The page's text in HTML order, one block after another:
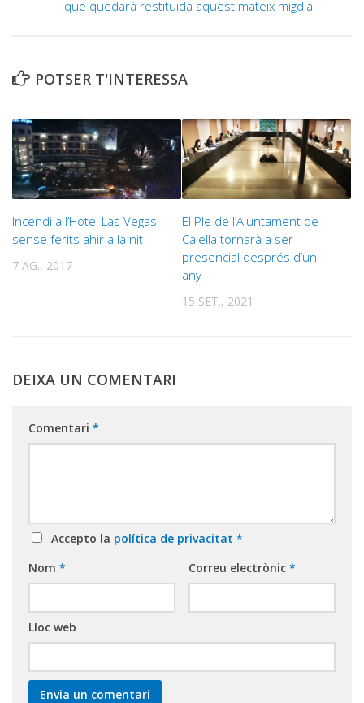
que quedarà restituïda aquest mateix migdia
POTSER T'INTERESSA
Incendi a l’Hotel Las Vegas
sense ferits ahir a la nit
7 AG., 2017
El Ple de l’Ajuntament de
Calella tornarà a ser
presencial després d’un
any
15 SET., 2021
DEIXA UN COMENTARI
Comentari *
Accepto la política de privacitat *
Nom * Correu electrònic *
Lloc web